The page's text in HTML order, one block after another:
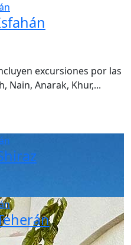
excursiones por las
Nain, Anarak, Khur,...